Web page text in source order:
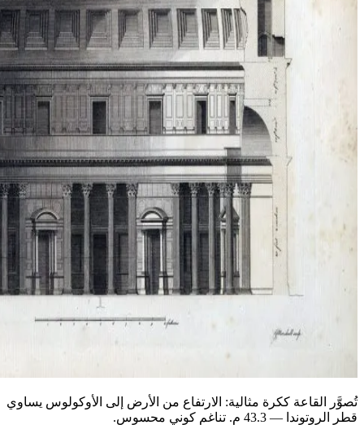
تُصوَّر القاعة ككرة مثالية: الارتفاع من الأرض إلى الأوكولوس يساوي
قطر الروتوندا — 43.3 م. تناغم كوني محسوس.